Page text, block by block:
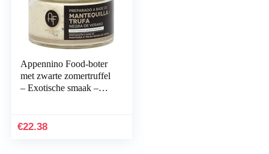
Appennino Food-boter
met zwarte zomertruffel
– Exotische smaak –
€22.38